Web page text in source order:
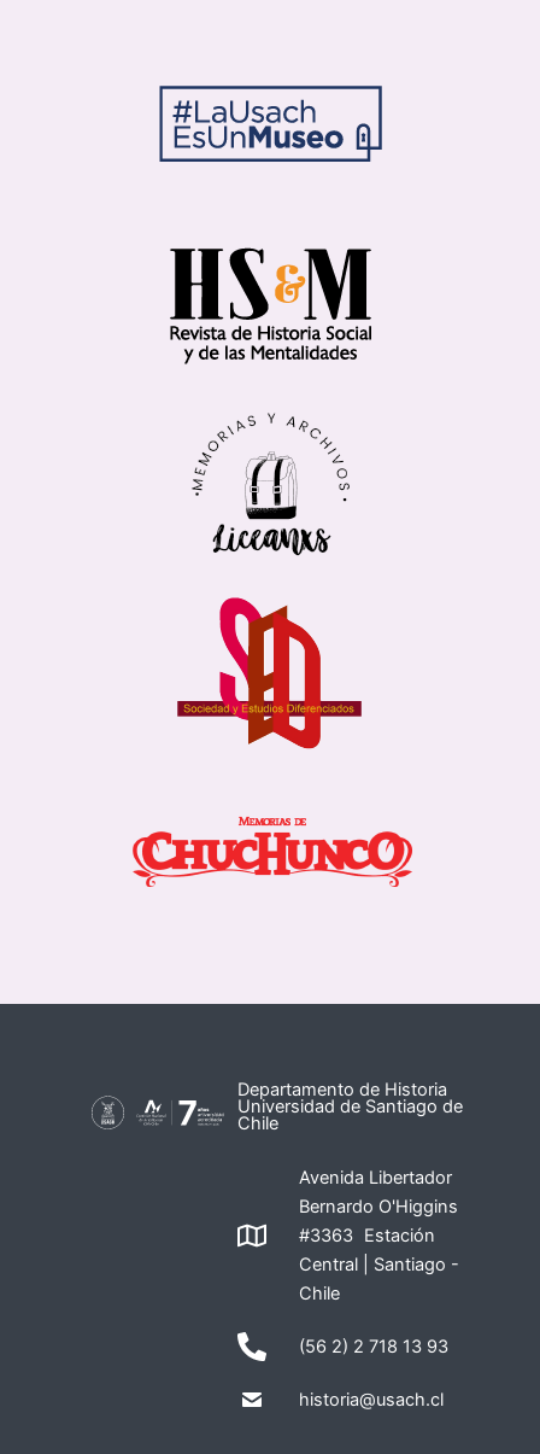
Departamento de Historia
Universidad de Santiago de
Chile
Avenida Libertador
Bernardo O'Higgins
#3363 Estación
Central | Santiago -
Chile
(56 2) 2 718 13 93
historia@usach.cl